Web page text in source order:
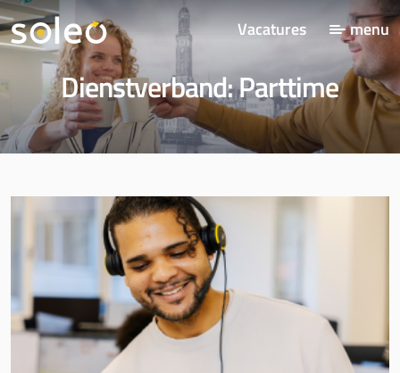
Vacatures menu
Home
Cultuur
Voor wie werken wij
Sollicitatieproces
Dienstverband:Parttime